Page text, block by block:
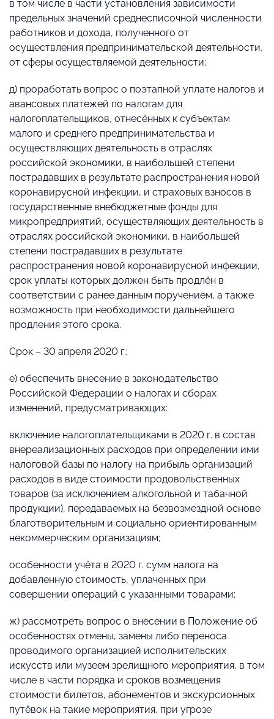
в том числе в части установления зависимости
предельных значений среднесписочной численности
работников и дохода, полученного от
осуществления предпринимательской деятельности,
от сферы осуществляемой деятельности;
д) проработать вопрос о поэтапной уплате налогов и
авансовых платежей по налогам для
налогоплательщиков, отнесённых к субъектам
малого и среднего предпринимательства и
осуществляющих деятельность в отраслях
российской экономики, в наибольшей степени
пострадавших в результате распространения новой
коронавирусной инфекции, и страховых взносов в
государственные внебюджетные фонды для
микропредприятий, осуществляющих деятельность в
отраслях российской экономики, в наибольшей
степени пострадавших в результате
распространения новой коронавирусной инфекции,
срок уплаты которых должен быть продлён в
соответствии с ранее данным поручением, а также
возможность при необходимости дальнейшего
продления этого срока.
Срок – 30 апреля 2020 г.;
е) обеспечить внесение в законодательство
Российской Федерации о налогах и сборах
изменений, предусматривающих:
включение налогоплательщиками в 2020 г. в состав
внереализационных расходов при определении ими
налоговой базы по налогу на прибыль организаций
расходов в виде стоимости продовольственных
товаров (за исключением алкогольной и табачной
продукции), передаваемых на безвозмездной основе
благотворительным и социально ориентированным
некоммерческим организациям;
особенности учёта в 2020 г. сумм налога на
добавленную стоимость, уплаченных при
совершении операций с указанными товарами;
ж) рассмотреть вопрос о внесении в Положение об
особенностях отмены, замены либо переноса
проводимого организацией исполнительских
искусств или музеем зрелищного мероприятия, в том
числе в части порядка и сроков возмещения
стоимости билетов, абонементов и экскурсионных
путёвок на такие мероприятия, при угрозе